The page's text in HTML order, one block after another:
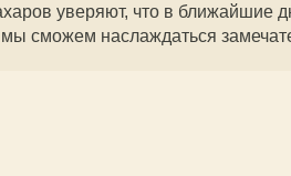
уверяют, что в ближайшие
сможем наслаждаться